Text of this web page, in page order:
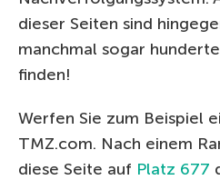
dieser Seiten sind
manchmal sogar
finden!
Werfen Sie zum Beispiel
TMZ.com. Nach einem
diese Seite auf Platz 677